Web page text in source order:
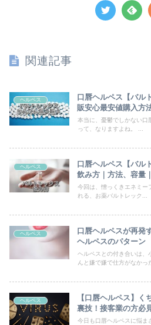
関連記事
ヘルペス
口唇ヘルペス【バル
販安心最安値購入方
本当に、憂鬱でしかない口
って、なりますよね。 ...
ヘルペス
口唇ヘルペス【バル
飲み方｜方法、容量
今回は、憎っくきエネミー
れる、お薬バルトレック...
ヘルペス
口唇ヘルペスが再発
ヘルペスのパターン
ヘルペスとの付き合いは、
んと嫌で嫌で仕方がなかっ
ヘルペス
【口唇ヘルペス】
裏技！接客業の方必見
今日も口唇ヘルペスに悩ま